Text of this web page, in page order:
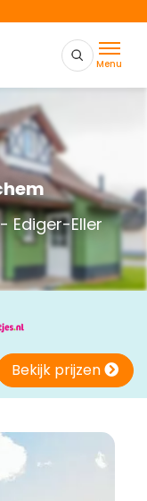
Menu
Ediger-Eller
Bekijk prijzen